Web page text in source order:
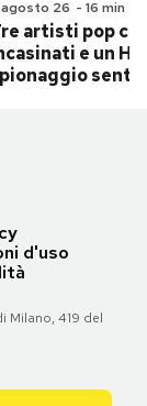
agosto 26 - 16 min
artisti pop
e un
d'uso
Milano, 419 del